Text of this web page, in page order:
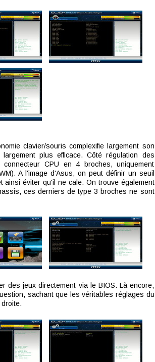
clavier/souris complexifie largement son
plus efficace. Côté régulation des
CPU en 4 broches, uniquement
A l'image d'Asus, on peut définir un seuil
ainsi éviter qu'il ne cale. On trouve également
ces derniers de type 3 broches ne sont
des jeux directement via le BIOS. Là encore,
sachant que les véritables réglages du